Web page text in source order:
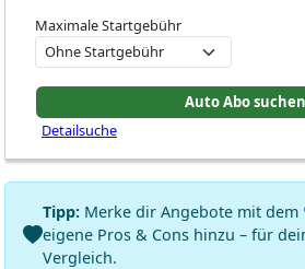
Maximale Startgebühr
Detailsuche
Tipp: Merke dir Angebote mit
eigene Pros & Cons hinzu – für
Vergleich.